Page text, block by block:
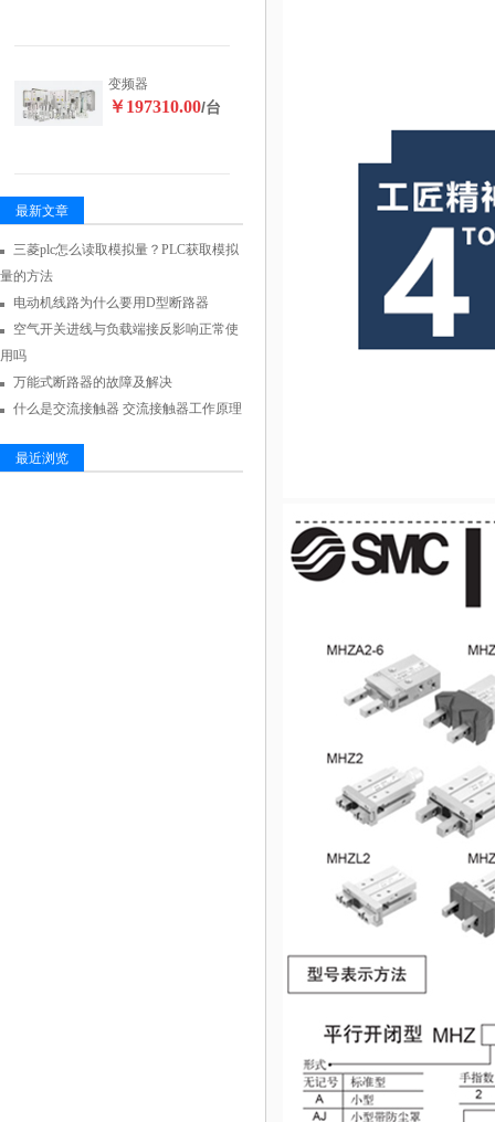
变频器
￥197310.00/台
最新文章
三菱plc怎么读取模拟量？PLC获取模拟
量的方法
电动机线路为什么要用D型断路器
空气开关进线与负载端接反影响正常使
用吗
万能式断路器的故障及解决
什么是交流接触器 交流接触器工作原理
最近浏览